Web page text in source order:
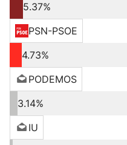
5.37%
PSN-PSOE
4.73%
PODEMOS
3.14%
IU